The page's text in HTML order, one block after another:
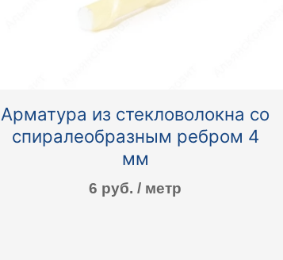
Арматура из стекловолокна со
спиралеобразным ребром 4
мм
6 руб. / метр